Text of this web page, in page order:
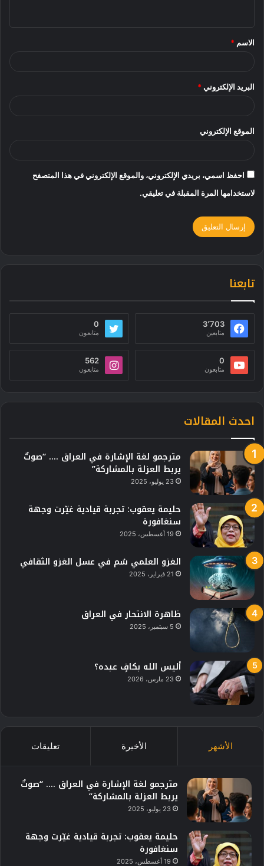
*
الاسم *
البريد الإلكتروني *
الموقع الإلكتروني
احفظ اسمي، بريدي الإلكتروني، والموقع الإلكتروني في هذا المتصفح
لاستخدامها المرة المقبلة في تعليقي.
تابعنا
3٬703
متابعين
0
متابعون
0
متابعون
562
متابعون
احدث المقالات
مترجمو لغة الإشارة في العراق …. “صوتٌ
يربط العزلة بالمشاركة”
23 يوليو، 2025
حليمة يعقوب: تجربة قيادية غيّرت وجهة
سنغافورة
19 أغسطس، 2025
الغزو العلمي سُم في عسل الغزو الثقافي
21 فبراير، 2025
ظاهرة الانتحار في العراق
5 سبتمبر، 2025
أليس الله بكافٍ عبده؟
23 مارس، 2026
الأشهر الأخيرة تعليقات
مترجمو لغة الإشارة في العراق …. “صوتٌ
يربط العزلة بالمشاركة”
23 يوليو، 2025
حليمة يعقوب: تجربة قيادية غيّرت وجهة
سنغافورة
19 أغسطس، 2025